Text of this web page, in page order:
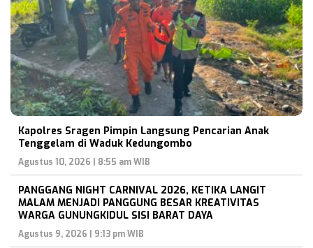
Kapolres Sragen Pimpin Langsung Pencarian Anak
Tenggelam di Waduk Kedungombo
Agustus 10, 2026 | 8:55 am WIB
PANGGANG NIGHT CARNIVAL 2026, KETIKA LANGIT
MALAM MENJADI PANGGUNG BESAR KREATIVITAS
WARGA GUNUNGKIDUL SISI BARAT DAYA
Agustus 9, 2026 | 9:13 pm WIB